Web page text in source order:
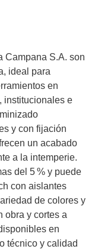
Campana S.A. son
ideal para
en
institucionales e
y con fijación
un acabado
a la intemperie.
del 5 % y puede
con aislantes
de colores y
obra y cortes a
en
técnico y calidad